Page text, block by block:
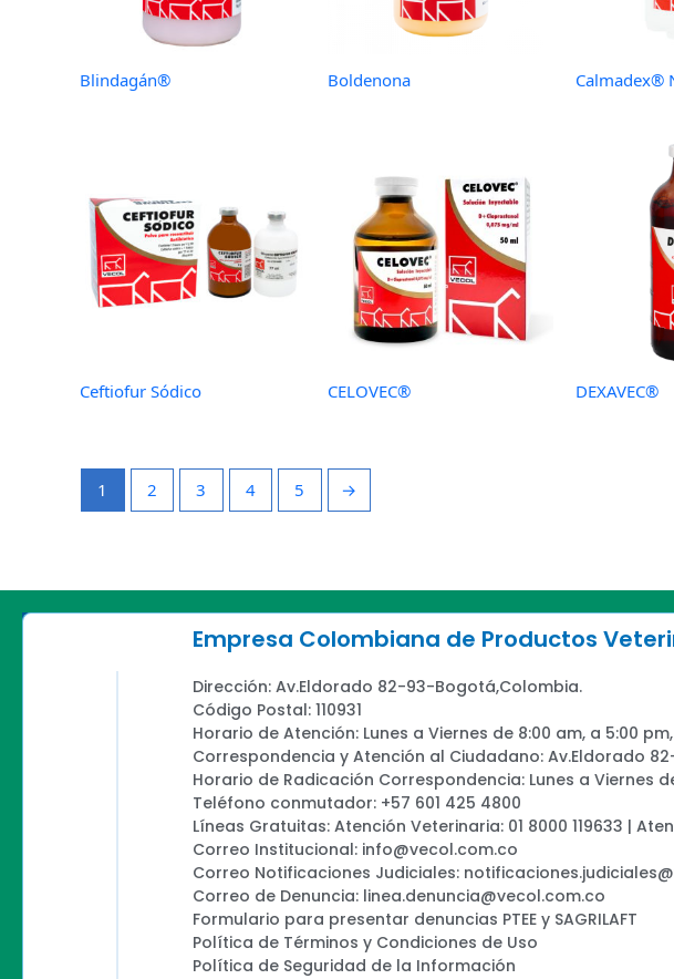
Blindagán® Boldenona Calmadex®
Ceftiofur Sódico CELOVEC® DEXAVEC®
1 2 3 4 5 →
Empresa Colombiana de Productos
Dirección: Av.Eldorado 82-93-Bogotá,Colombia.
Código Postal: 110931
Horario de Atención: Lunes a Viernes de 8:00 am, a 5:00
Correspondencia y Atención al Ciudadano: Av.Eldorado
Horario de Radicación Correspondencia: Lunes a Viernes
Teléfono conmutador: +57 601 425 4800
Líneas Gratuitas: Atención Veterinaria: 01 8000 119633 |
Correo Institucional: info@vecol.com.co
Correo Notificaciones Judiciales:
Correo de Denuncia: linea.denuncia@vecol.com.co
Formulario para presentar denuncias PTEE y SAGRILAFT
Política de Términos y Condiciones de Uso
Política de Seguridad de la Información